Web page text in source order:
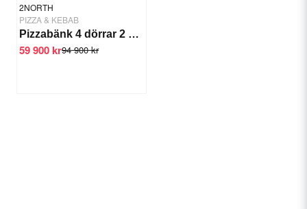
2NORTH
PIZZA & KEBAB
Pizzabänk 4 dörrar 2 kylrännor
94 900 kr
59 900 kr